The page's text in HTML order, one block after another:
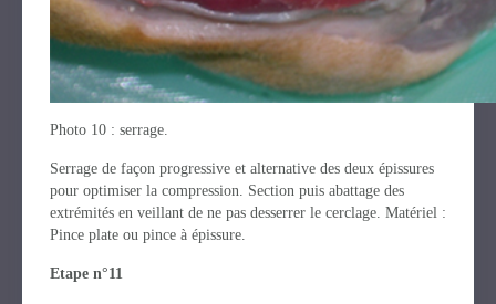
Photo 10 : serrage.
Serrage de façon progressive et alternative des deux épissures
pour optimiser la compression. Section puis abattage des
extrémités en veillant de ne pas desserrer le cerclage. Matériel :
Pince plate ou pince à épissure.
Etape n°11